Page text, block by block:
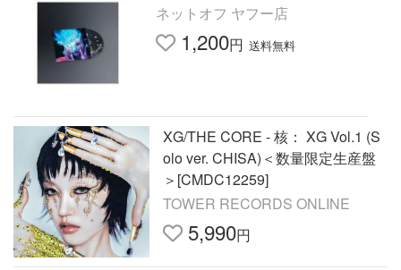
ネットオフ ヤフー店
1,200円 送料無料
XG/THE CORE - 核： XG Vol.1 (S
olo ver. CHISA)＜数量限定生産盤
＞[CMDC12259]
TOWER RECORDS ONLINE
5,990円